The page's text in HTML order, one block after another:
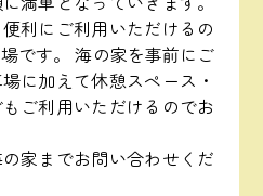
利にご利用いただけるの
です。 海の家を事前にご
に加えて休憩スペース・
ご利用いただけるのでお
家までお問い合わせくだ